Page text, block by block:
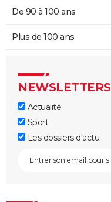
De 90 à 100 ans
Plus de 100 ans
NEWSLETTERS
Actualité
Sport
Les dossiers d'actu